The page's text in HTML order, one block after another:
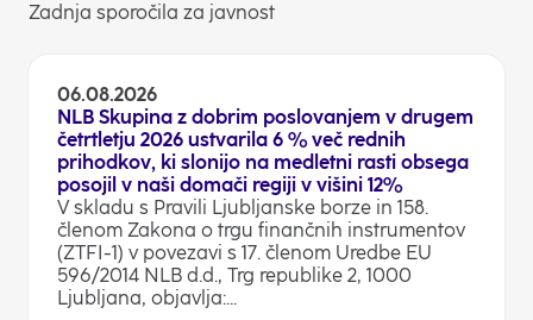
Zadnja sporočila za javnost
06.08.2026
NLB Skupina z dobrim poslovanjem v drugem
četrtletju 2026 ustvarila 6 % več rednih
prihodkov, ki slonijo na medletni rasti obsega
posojil v naši domači regiji v višini 12%
V skladu s Pravili Ljubljanske borze in 158.
členom Zakona o trgu finančnih instrumentov
(ZTFI-1) v povezavi s 17. členom Uredbe EU
596/2014 NLB d.d., Trg republike 2, 1000
Ljubljana, objavlja:...